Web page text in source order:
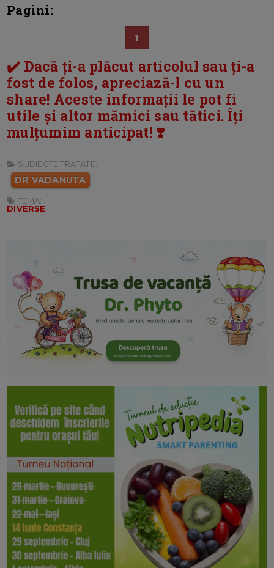
Pagini:
1
✔️ Dacă ți-a plăcut articolul sau ți-a
fost de folos, apreciază-l cu un
share! Aceste informații le pot fi
utile și altor mămici sau tătici. Îți
mulțumim anticipat! ❣️
SUBIECTE TRATATE:
DR VADANUTA
TEMA:
DIVERSE